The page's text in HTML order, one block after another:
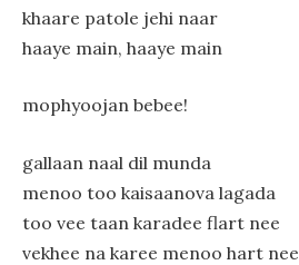
khaare patole jehi naar
haaye main, haaye main
mophyoojan bebee!
gallaan naal dil munda
menoo too kaisaanova lagada
too vee taan karadee flart nee
vekhee na karee menoo hart nee